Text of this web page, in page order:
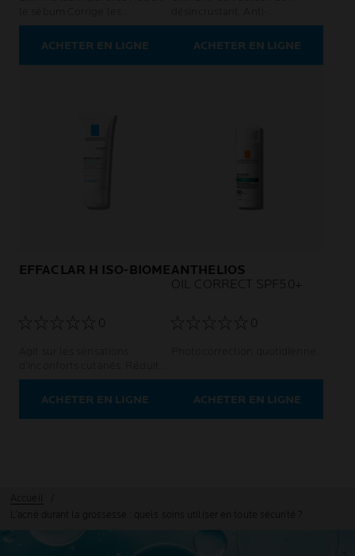
imperfections persistantes et
les marques
ACHETER EN LIGNE
imperfections, Anti-marques,
Anti-récidive
ACHETER EN LIGNE
EFFACLAR H ISO-BIOME
0
les imperfections.
ACHETER EN LIGNE
ANTHELIOS
OIL CORRECT SPF50+
0
ACHETER EN LIGNE